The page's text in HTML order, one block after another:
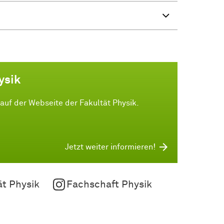
der Webseite der Fakultät Physik.
Jetzt weiter informieren!
Physik Fachschaft Physik